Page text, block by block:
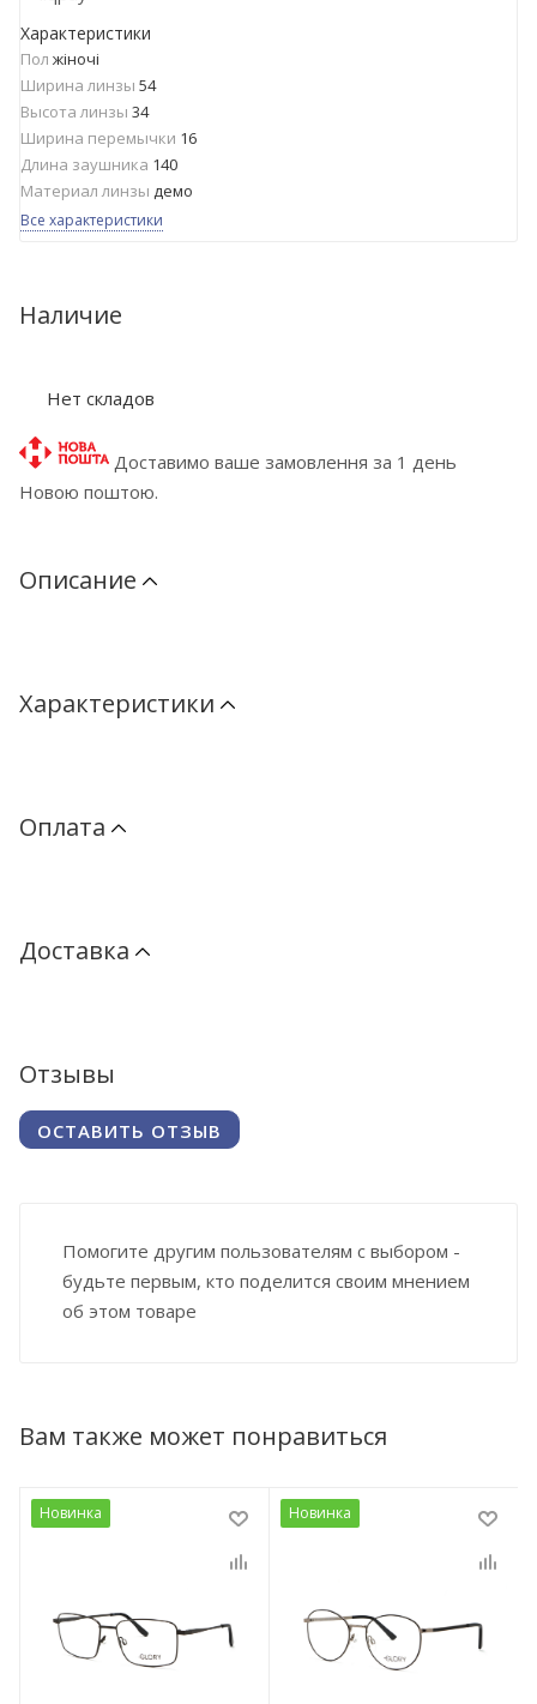
Характеристики
Пол жіночі
Ширина линзы 54
Высота линзы 34
Ширина перемычки 16
Длина заушника 140
Материал линзы демо
Все характеристики
Наличие
Нет складов
Доставимо ваше замовлення за 1 день
Новою поштою.
Описание
Характеристики
Оплата
Доставка
Отзывы
ОСТАВИТЬ ОТЗЫВ
Помогите другим пользователям с выбором -
будьте первым, кто поделится своим мнением
об этом товаре
Вам также может понравиться
Новинка Новинка